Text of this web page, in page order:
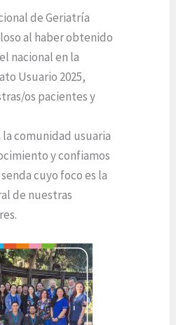
de Geriatría
al haber obtenido
nacional en la
Usuario 2025,
os pacientes y
la comunidad usuaria
y confiamos
cuyo foco es la
de nuestras